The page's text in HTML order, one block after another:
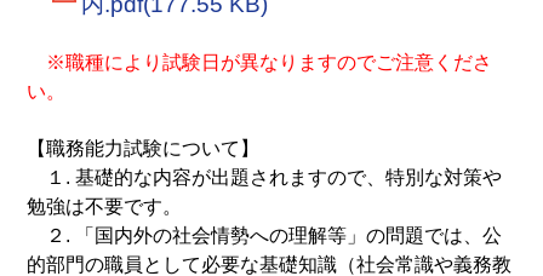
※職種により試験日が異なりますのでご注意くださ
い。
【職務能力試験について】
１. 基礎的な内容が出題されますので、特別な対策や
勉強は不要です。
２. 「国内外の社会情勢への理解等」の問題では、公
的部門の職員として必要な基礎知識（社会常識や義務教